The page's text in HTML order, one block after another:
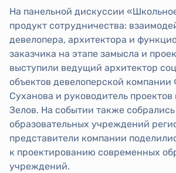
На панельной дискуссии
продукт сотрудничества:
девелопера, архитектора и
заказчика на этапе замысла и
выступили ведущий архитектор
объектов девелоперской
Суханова и руководитель
Зелов. На событии также
образовательных учреждений
представители компании
к проектированию современных
учреждений.